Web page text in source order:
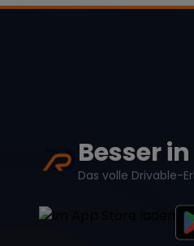
Besser
Das volle Drivable-